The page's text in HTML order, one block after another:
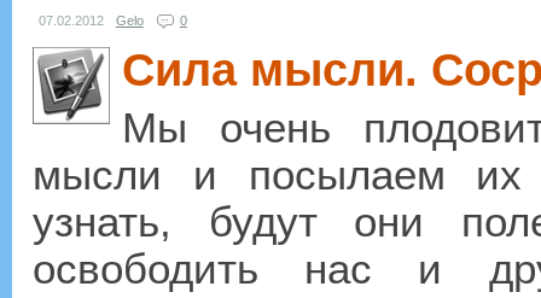
07.02.2012 Gelo 0
Сила мысли.
Мы очень
мысли и посылаем их
узнать, будут они
освободить нас и